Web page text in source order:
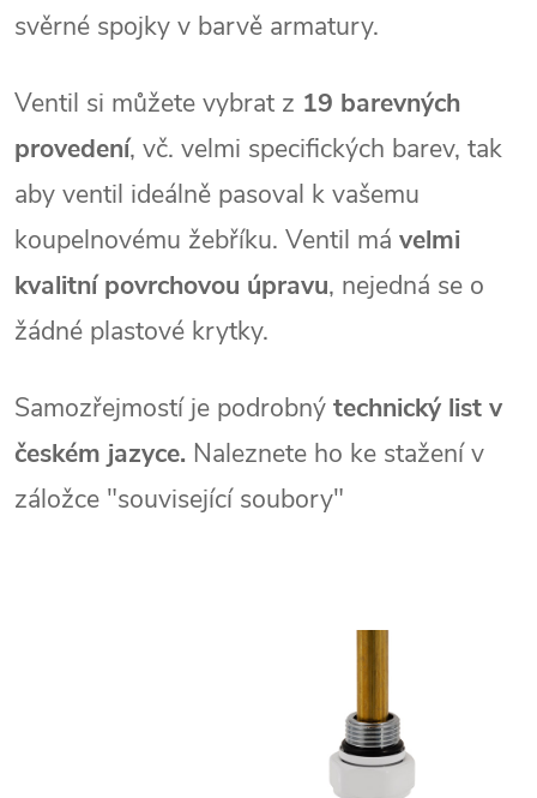
svěrné spojky v barvě armatury.
Ventil si můžete vybrat z 19 barevných
provedení, vč. velmi specifických barev, tak
aby ventil ideálně pasoval k vašemu
koupelnovému žebříku. Ventil má velmi
kvalitní povrchovou úpravu, nejedná se o
žádné plastové krytky.
Samozřejmostí je podrobný technický list v
českém jazyce. Naleznete ho ke stažení v
záložce "související soubory"